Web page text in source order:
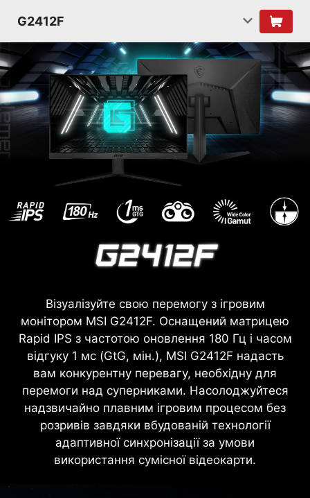
G2412F
Візуалізуйте свою перемогу з ігровим
монітором MSI G2412F. Оснащений матрицею
Rapid IPS з частотою оновлення 180 Гц і часом
відгуку 1 мс (GtG, мін.), MSI G2412F надасть
вам конкурентну перевагу, необхідну для
перемоги над суперниками. Насолоджуйтеся
надзвичайно плавним ігровим процесом без
розривів завдяки вбудованій технології
адаптивної синхронізації за умови
використання сумісної відеокарти.